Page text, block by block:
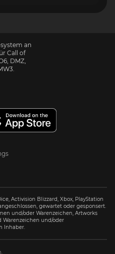
an
Call of
DMZ,
Activision Blizzard, Xbox, PlayStation
gewartet oder gesponsert.
und/oder Warenzeichen, Artworks
und/oder
Inhaber.